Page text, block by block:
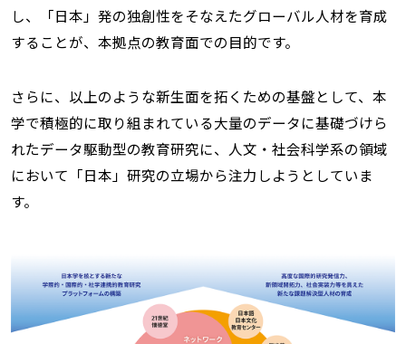
し、「日本」発の独創性をそなえたグローバル人材を育成
することが、本拠点の教育面での目的です。
さらに、以上のような新生面を拓くための基盤として、本
学で積極的に取り組まれている大量のデータに基礎づけら
れたデータ駆動型の教育研究に、人文・社会科学系の領域
において「日本」研究の立場から注力しようとしていま
す。